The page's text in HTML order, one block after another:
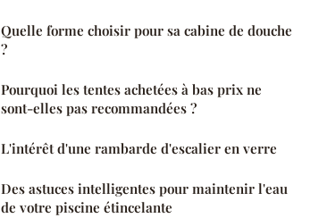
Quelle forme choisir pour sa cabine de douche
?
Pourquoi les tentes achetées à bas prix ne
sont-elles pas recommandées ?
L'intérêt d'une rambarde d'escalier en verre
Des astuces intelligentes pour maintenir l'eau
de votre piscine étincelante